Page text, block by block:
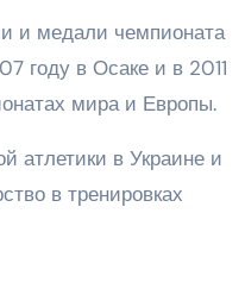
и медали чемпионата
году в Осаке и в 2011
мира и Европы.
атлетики в Украине и
в тренировках